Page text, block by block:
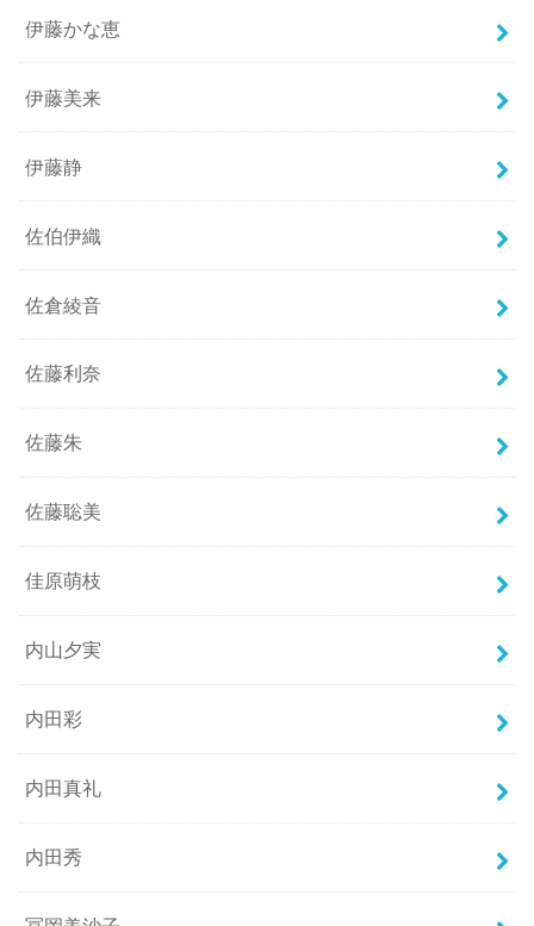
伊藤かな恵
伊藤美来
伊藤静
佐伯伊織
佐倉綾音
佐藤利奈
佐藤朱
佐藤聡美
佳原萌枝
内山夕実
内田彩
内田真礼
内田秀